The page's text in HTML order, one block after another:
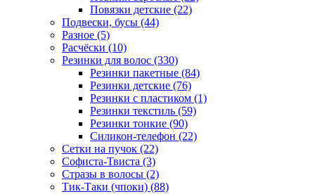
Повязки детские (22)
Подвески, бусы (44)
Разное (5)
Расчёски (10)
Резинки для волос (330)
Резинки пакетные (84)
Резинки детские (76)
Резинки с пластиком (1)
Резинки текстиль (59)
Резинки тонкие (90)
Силикон-телефон (22)
Сетки на пучок (22)
Софиста-Твиста (3)
Стразы в волосы (2)
Тик-Таки (чпоки) (88)